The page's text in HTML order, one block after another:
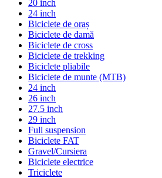
20 inch
24 inch
Biciclete de oraș
Biciclete de damă
Biciclete de cross
Biciclete de trekking
Biciclete pliabile
Biciclete de munte (MTB)
24 inch
26 inch
27.5 inch
29 inch
Full suspension
Biciclete FAT
Gravel/Cursiera
Biciclete electrice
Triciclete